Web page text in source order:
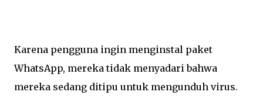
Karena pengguna ingin menginstal paket
WhatsApp, mereka tidak menyadari bahwa
mereka sedang ditipu untuk mengunduh virus.